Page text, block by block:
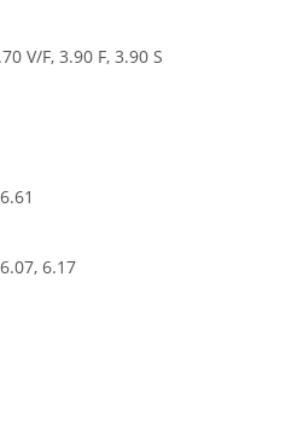
V/F, 3.90 F, 3.90 S
6.17